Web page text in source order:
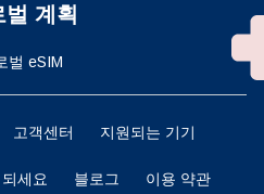
벌 계획
벌 eSIM
고객센터 지원되는 기기
세요 블로그 이용 약관